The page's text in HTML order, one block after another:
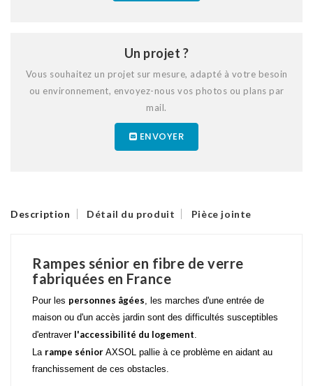
Un projet ?
Vous souhaitez un projet sur mesure, adapté à votre besoin
ou environnement, envoyez-nous vos photos ou plans par
mail.
ENVOYER
Description Détail du produit Pièce jointe
Rampes sénior en fibre de verre
fabriquées en France
Pour les personnes âgées , les marches d'une entrée de
maison ou d'un accès jardin sont des difficultés susceptibles
d'entraver l'accessibilité du logement
La rampe sénior AXSOL pallie à ce problème en aidant au
franchissement de ces obstacles.